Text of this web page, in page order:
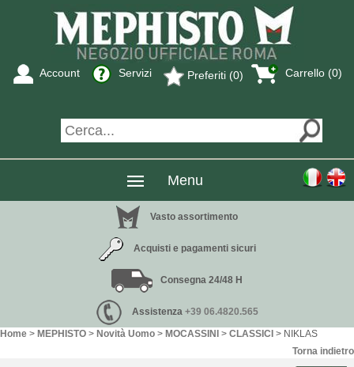
Carrello (0)
Preferiti (0)
Servizi
Account
Menu
Vasto assortimento
Acquisti e pagamenti sicuri
Consegna 24/48 H
Assistenza +39 06.4820.565
Home > MEPHISTO > Novità Uomo > MOCASSINI > CLASSICI > NIKLAS
Torna indietro